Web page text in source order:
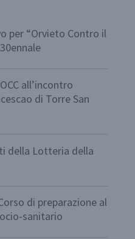
per “Orvieto Contro il
all’incontro
di Torre San
della Lotteria della
di preparazione al
sanitario